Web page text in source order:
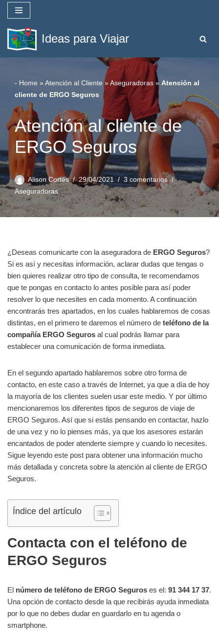
Saltar
al
contenido
Ideas para Viajar
- Home » Atención al Cliente»Aseguradoras » Atención al
cliente de ERGO Seguros
Atención al cliente de
ERGO Seguros
Alison Cortés 29/04/2021
3 comentarios
Aseguradoras
¿Deseas comunicarte con la aseguradora de ERGO Seguros?
Si es así y necesitas información, aclarar dudas que tengas o
bien quieres realizar otro tipo de consulta, te recomendamos
que te pongas en contacto lo antes posible para así poder
resolver lo que necesites en cada momento. A continuación
encontrarás tres apartados, en los cuales hablaremos de cosas
distintas, en el primero te daremos el número de teléfono de la
compañía ERGO Seguros al cual podrás llamar para
establecer una comunicación de forma inmediata.
En el segundo apartado hablaremos sobre otro forma de
contacto, en este caso a través de Internet, ya que a día de hoy
la mayoría de los clientes suelen usar este medio. Y por último
mencionaremos los diferentes tipos de seguros de viaje de
ERGO Seguros. Así que si estás pensando en contactar, hazlo
de una vez y no lo pienses más, ya que los asesores estarán
encantados de poder atenderte siempre y cuando lo necesites.
Sigue leyendo este post para obtener una información mucho
más detallada y concreta sobre la atención al cliente de ERGO
Seguros.
Índice del artículo
Contacta con el teléfono de
ERGO Seguros
El número de teléfono de ERGO Seguros es el: 91 344 17 37.
Una opción de contacto desde la que recibirás ayuda inmediata
por lo que no debes dudar en guardarlo en tu agenda o
smartphone.